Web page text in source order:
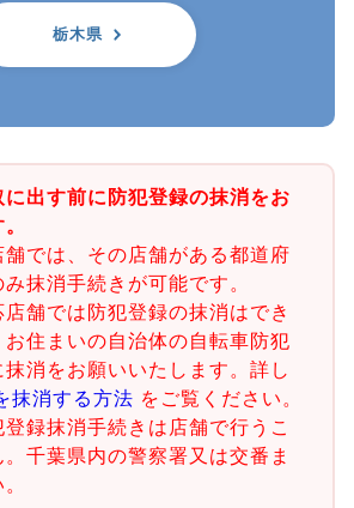
栃木県
出す前に防犯登録の抹消をお
では、その店舗がある都道府
抹消手続きが可能です。
舗では防犯登録の抹消はでき
住まいの自治体の自転車防犯
消をお願いいたします。詳し
抹消する方法 をご覧ください。
録抹消手続きは店舗で行うこ
千葉県内の警察署又は交番ま